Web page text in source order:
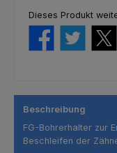
Dieses Produkt
Beschreibung
FG-Bohrerhalter zur
Beschleifen der